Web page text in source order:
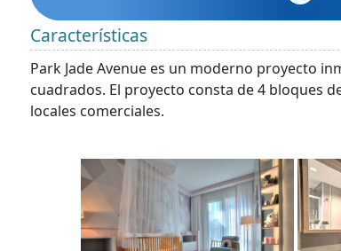
Características
Park Jade Avenue es un moderno proyecto
cuadrados. El proyecto consta de 4 bloques
locales comerciales.